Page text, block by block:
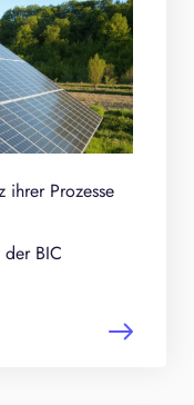
ihrer Prozesse
der BIC